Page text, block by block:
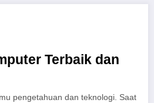
Terbaik dan
pengetahuan dan teknologi. Saat